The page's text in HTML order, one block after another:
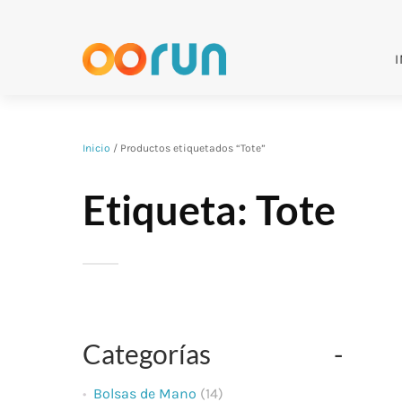
Inicio / Productos etiquetados “Tote”
Etiqueta: Tote
Categorías
Bolsas de Mano (14)